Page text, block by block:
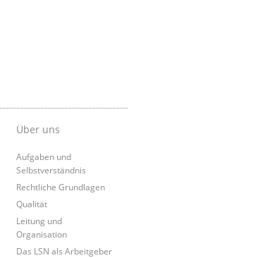
Über uns
Aufgaben und
Selbstverständnis
Rechtliche Grundlagen
Qualität
Leitung und
Organisation
Das LSN als Arbeitgeber